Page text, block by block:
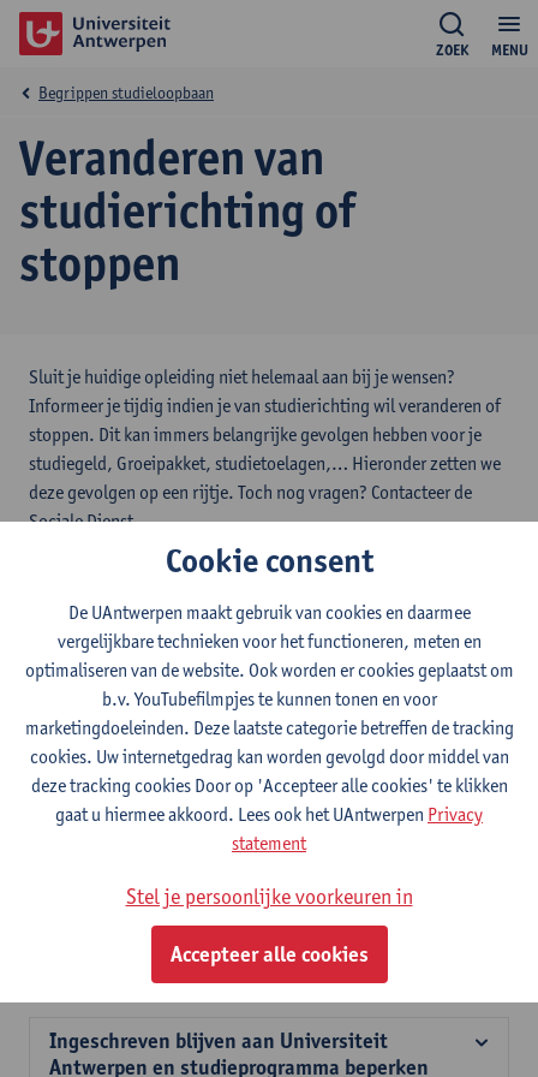
MENU
ZOEK
Veranderen van
studierichting of
stoppen
Begrippen studieloopbaan
Sluit je huidige opleiding niet helemaal aan bij je wensen?
Informeer je tijdig indien je van studierichting wil veranderen of
stoppen. Dit kan immers belangrijke gevolgen hebben voor je
studiegeld, Groeipakket, studietoelagen,… Hieronder zetten we
deze gevolgen op een rijtje. Toch nog vragen? Contacteer de
Sociale Dienst.
Veranderen of stoppen heeft ook gevolgen voor het leerkrediet.
studietrajectbegeleider of een studentenbegeleider.
Opgelet, om jeuitschrijving voor de opleiding tijdig te kunnen
verwerken ivm de gevolgen voor studiegeld en leerkrediet moet
de aanvraag in SisAten laatste voor 17u00 op de laatste
werkdagvoor 30 november (1ste semester) en de laatste
werkdag voor 15 maart (2de semester)worden ontvangen.
De laatste werkdagen voor 2026-2027 zijn:
1ste semester: 27 november 2026
De onderstaande situaties hebben enkel betrekking op
diplomacontracten. Credit- en examencontracten kunnen niet
gewijzigd of stopgezet worden.
Ingeschreven blijven aan Universiteit
Antwerpen en studieprogramma beperken
Cookie consent
De UAntwerpen maakt gebruik van cookies en daarmee
vergelijkbare technieken voor het functioneren, meten en
optimaliseren van de website. Ook worden er cookies geplaatst om
b.v. YouTubefilmpjes te kunnen tonen en voor
marketingdoeleinden. Deze laatste categorie betreffen de tracking
cookies. Uw internetgedrag kan worden gevolgd door middel van
deze tracking cookies Door op 'Accepteer alle cookies' te klikken
gaat u hiermee akkoord. Lees ook het UAntwerpen Privacy
statement
Stel je persoonlijke voorkeuren in
Accepteer alle cookies